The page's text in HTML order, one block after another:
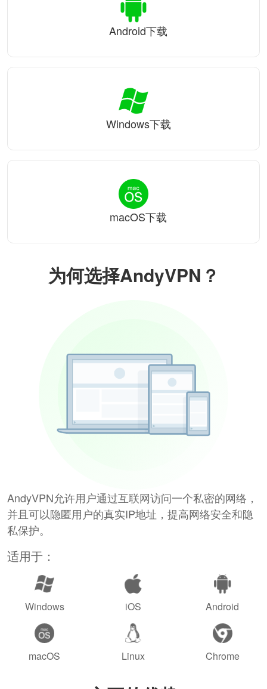
为何选择AndyVPN？
AndyVPN允许用户通过互联网访问一个私密的网络，
并且可以隐匿用户的真实IP地址，提高网络安全和隐
私保护。
适用于：
Windows iOS Android
macOS Linux Chrome
Android下载
Windows下载
macOS下载